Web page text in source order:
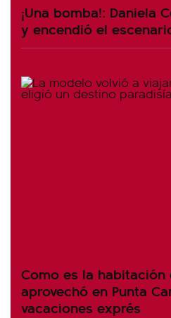
¡Una bomba!: Daniela
y encendió el
Como es la habitación
aprovechó en Punta
vacaciones exprés